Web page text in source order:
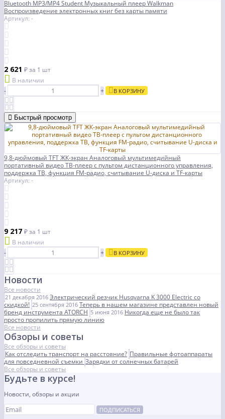
Bluetooth MP3/MP4 Student Музыкальный плеер Walkman
Воспроизведение электронных книг без карты памяти
Артикул: -
2 621 ₽за 1 шт
В наличии
-
+ В КОРЗИНУ
Быстрый просмотр
9,8-дюймовый TFT ЖК-экран Аналоговый мультимедийный
портативный видео ТВ-плеер с пультом дистанционного управления,
поддержка ТВ, функция FM-радио, считывание U-диска и TF-карты
Артикул: -
9 217 ₽за 1 шт
В наличии
-
+ В КОРЗИНУ
Новости
Все новости
21 декабря 2016 Электрический резчик Husqvarna K 3000 Electric со
скидкой! 25 сентября 2016 Теперь в нашем магазине представлен новый
бренд инструмента ATORCH 5 июня 2016 Никогда еще не было так
просто пропилить прямую линию
Все новости
Обзоры и советы
Все обзоры и советы
Как отследить транспорт на расстояние? Правильные фотоаппараты
для повседневной съемки Зарядки от солнечных батарей
Все обзоры и советы
Будьте в курсе!
Новости, обзоры и акции
ПОДПИСАТЬСЯ